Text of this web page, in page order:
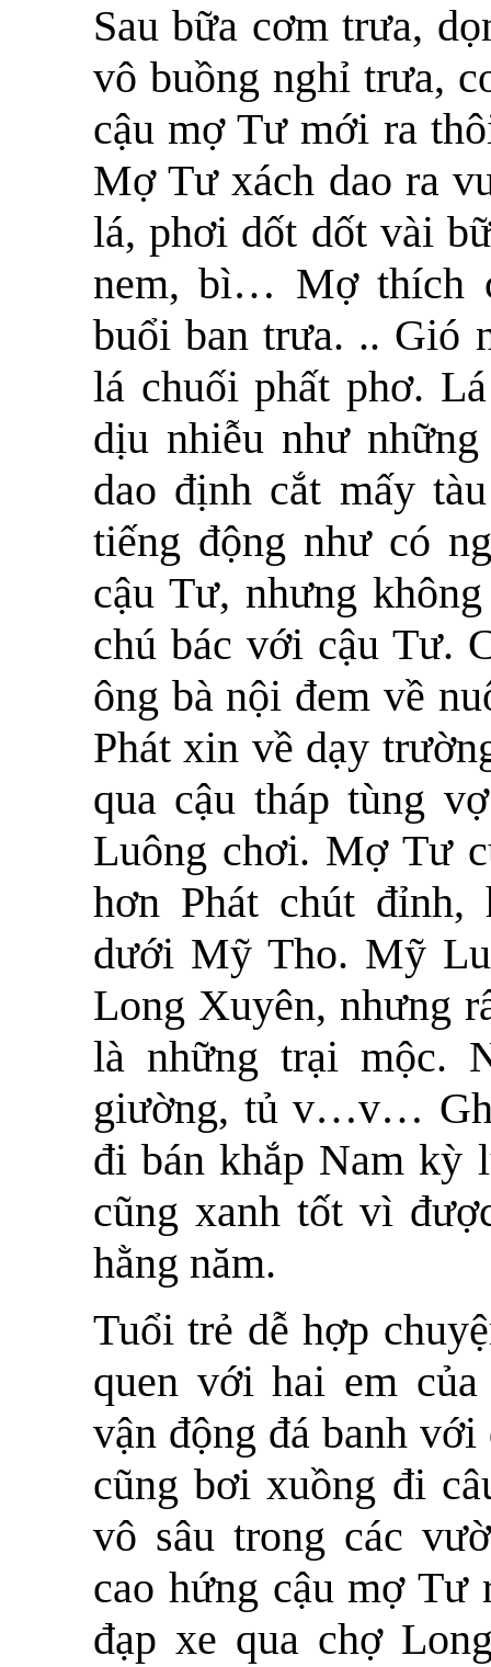
Sau bữa cơm trưa,
vô buồng nghỉ trưa,
cậu mợ Tư mới ra
Mợ Tư xách dao ra
lá, phơi dốt dốt vài
nem, bì… Mợ thích
buổi ban trưa. .. Gió
lá chuối phất phơ.
dịu nhiễu như
dao định cắt mấy
tiếng động như có
cậu Tư, nhưng
chú bác với cậu Tư.
ông bà nội đem về
Phát xin về dạy
qua cậu tháp tùng
Luông chơi. Mợ Tư
hơn Phát chút
dưới Mỹ Tho. Mỹ
Long Xuyên, nhưng
là những trại mộc.
giường, tủ v…v…
đi bán khắp Nam kỳ
cũng xanh tốt vì
hằng năm.
Tuổi trẻ dễ hợp
quen với hai em
vận động đá banh
cũng bơi xuồng đi
vô sâu trong các
cao hứng cậu mợ Tư
đạp xe qua chợ